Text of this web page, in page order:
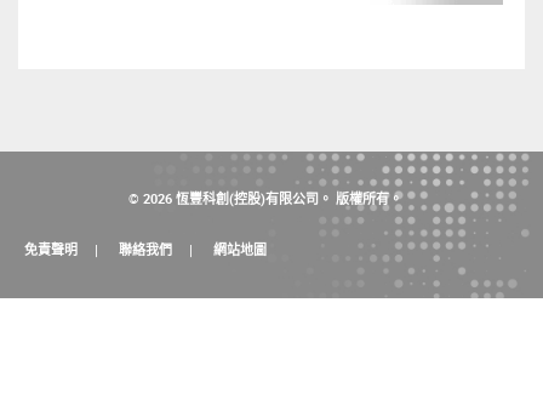
© 2026 恆豐科創(控股)有限公司。 版權所有。
免責聲明 聯絡我們 網站地圖